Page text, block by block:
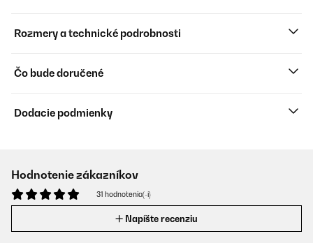
Rozmery a technické podrobnosti
Čo bude doručené
Dodacie podmienky
Hodnotenie zákazníkov
31 hodnotenia(-í)
Napíšte recenziu